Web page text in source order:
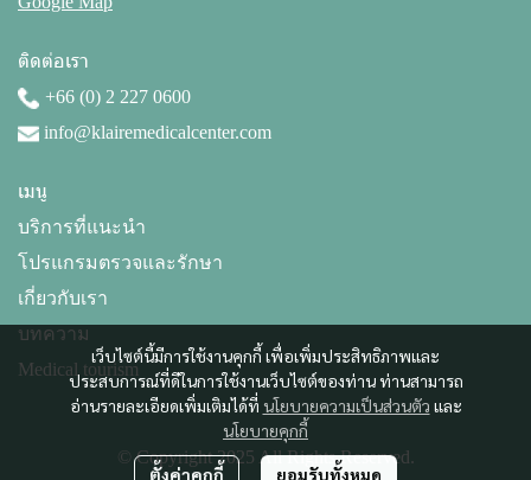
เว็บไซต์นี้มีการใช้งานคุกกี้ เพื่อเพิ่มประสิทธิภาพและ
ประสบการณ์ที่ดีในการใช้งานเว็บไซต์ของท่าน ท่านสามารถ
อ่านรายละเอียดเพิ่มเติมได้ที่ นโยบายความเป็นส่วนตัว และ
นโยบายคุกกี้
ตั้งค่าคุกกี้ ยอมรับทั้งหมด
ติดต่อเรา
+66 (0) 2 227 0600
info@klairemedicalcenter.com
เมนู
บริการที่แนะนำ
โปรแกรมตรวจและรักษา
เกี่ยวกับเรา
บทความ
Medical tourism
© Copyright 2025 All Rights Reserved.